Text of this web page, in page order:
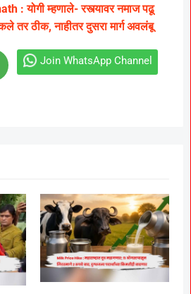
: योगी म्हणाले- रस्त्यावर नमाज पढू
तर ठीक, नाहीतर दुसरा मार्ग अवलंबू
Join WhatsApp Channel